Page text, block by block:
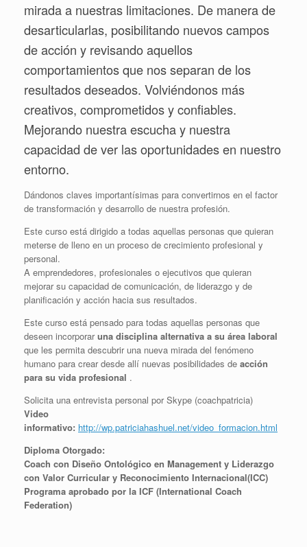
mirada a nuestras limitaciones. De manera de
desarticularlas, posibilitando nuevos campos
de acción y revisando aquellos
comportamientos que nos separan de los
resultados deseados. Volviéndonos más
creativos, comprometidos y confiables.
Mejorando nuestra escucha y nuestra
capacidad de ver las oportunidades en nuestro
entorno.
Dándonos claves importantísimas para convertirnos en el factor
de transformación y desarrollo de nuestra profesión.
Este curso está dirigido a todas aquellas personas que quieran
meterse de lleno en un proceso de crecimiento profesional y
personal.
A emprendedores, profesionales o ejecutivos que quieran
mejorar su capacidad de comunicación, de liderazgo y de
planificación y acción hacia sus resultados.
Este curso está pensado para todas aquellas personas que
deseen incorporaruna disciplina alternativa a su área laboral
que les permita descubrir una nueva mirada del fenómeno
humano para crear desde allí nuevas posibilidades de acción
para su vida profesional .
Solicita una entrevista personal por Skype (coachpatricia)
Video
informativo: http://wp.patriciahashuel.net/video_formacion.html
Diploma Otorgado:
Coach con Diseño Ontológico en Management y Liderazgo
con Valor Curricular y Reconocimiento Internacional(ICC)
Programa aprobado por la ICF (International Coach
Federation)